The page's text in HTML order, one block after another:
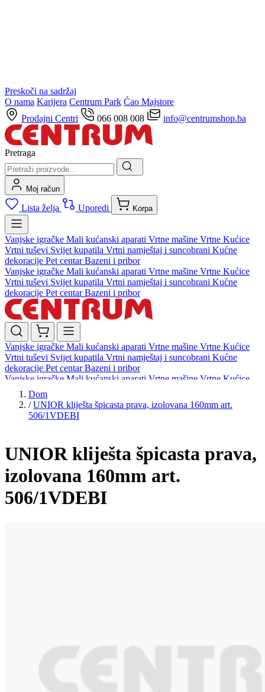
Preskoči na sadržaj
O nama Karijera Centrum Park Ćao Majstore
Prodajni Centri
066 008 008 info@centrumshop.ba
Pretraga
Moj račun
Lista želja Uporedi Korpa
Vanjske igračke Mali kućanski aparati Vrtne mašine Vrtne Kućice
Vrtni tuševi Svijet kupatila Vrtni namještaj i suncobrani Kućne
dekoracije Pet centarBazeni i pribor
Vanjske igračke Mali kućanski aparati Vrtne mašine Vrtne Kućice
Vrtni tuševi Svijet kupatila Vrtni namještaj i suncobrani Kućne
dekoracije Pet centarBazeni i pribor
Vanjske igračke Mali kućanski aparati Vrtne mašine Vrtne Kućice
Vrtni tuševi Svijet kupatila Vrtni namještaj i suncobrani Kućne
dekoracije Pet centarBazeni i pribor
Vanjske igračke Mali kućanski aparati Vrtne mašine Vrtne Kućice
Vrtni tuševi
dekoracijePet centarBazeni i pribor
Dom
/ UNIOR kliješta špicasta prava, izolovana 160mm art.
506/1VDEBI
UNIOR kliješta špicasta prava,
izolovana 160mm art.
506/1VDEBI